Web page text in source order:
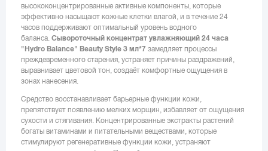
высококонцентрированные активные компоненты, которые
эффективно насыщают кожные клетки влагой, и в течение 24
часов поддерживают оптимальный уровень водного
баланса. Сывороточный концентрат увлажняющий 24 часа
"Hydro Balance" Beauty Style 3 мл*7 замедляет процессы
преждевременного старения, устраняет причины раздражений,
выравнивает цветовой тон, создаёт комфортные ощущения в
зонах нанесения.
Средство восстанавливает барьерные функции кожи,
препятствует появлению мелких морщин, избавляет от ощущения
сухости и стягивания. Концентрированные экстракты растений
богаты витаминами и питательными веществами, которые
стимулируют регенеративные функции кожи, устраняют